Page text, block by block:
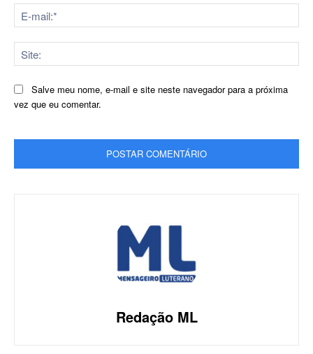
Salve meu nome, e-mail e site neste navegador para a próxima
vez que eu comentar.
Redação ML